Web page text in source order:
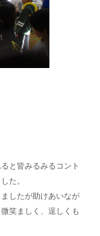
と皆みるみるコント
た。
したが助けあいなが
笑ましく、逞しくも